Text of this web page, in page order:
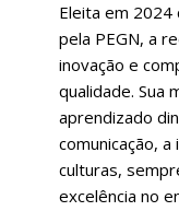
Eleita em 2024
pela PEGN, a
inovação e
qualidade. Sua
aprendizado
comunicação,
culturas,
excelência no